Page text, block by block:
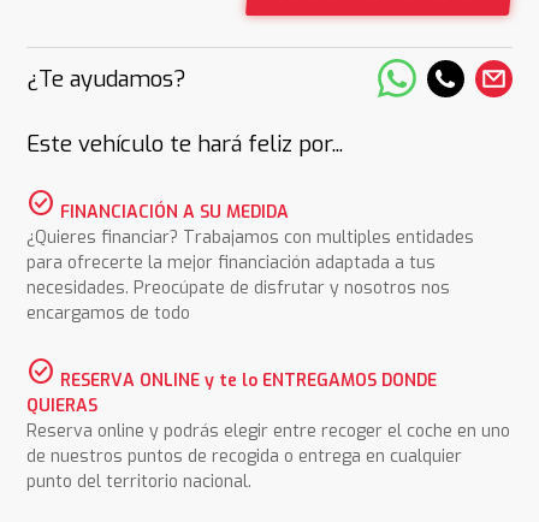
¿Te ayudamos?
Este vehículo te hará feliz por...
check_circle FINANCIACIÓN A SU MEDIDA
¿Quieres financiar? Trabajamos con multiples entidades
para ofrecerte la mejor financiación adaptada a tus
necesidades. Preocúpate de disfrutar y nosotros nos
encargamos de todo
check_circle RESERVA ONLINE y te lo ENTREGAMOS DONDE
QUIERAS
Reserva online y podrás elegir entre recoger el coche en uno
de nuestros puntos de recogida o entrega en cualquier
punto del territorio nacional.